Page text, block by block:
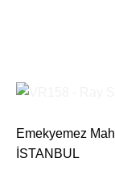
Emekyemez
İSTANBUL